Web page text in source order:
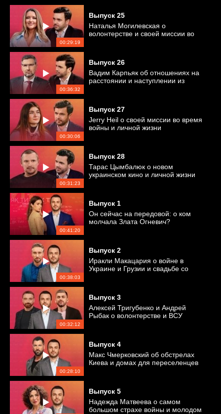
00:29:19
Выпуск 25
Наталья Могилевская о
волонтерстве и своей миссии во
00:36:32
Выпуск 26
Вадим Карпьяк об отношениях на
расстоянии и наступлении из
00:30:06
Выпуск 27
Jerry Heil о своей миссии во время
войны и личной жизни
00:31:23
Выпуск 28
Тарас Цымбалюк о новом
украинском кино и личной жизни
00:41:20
Выпуск 1
Он сейчас на передовой: о ком
молчала Злата Огневич?
00:38:03
Выпуск 2
Иракли Макацария о войне в
Украине и Грузии и свадьбе со
00:32:12
Выпуск 3
Алексей Тригубенко и Андрей
Рыбак о волонтерстве и ВСУ
00:28:10
Выпуск 4
Макс Чмерковский об обстрелах
Киева и домах для переселенцев
Выпуск 5
Надежда Матвеева о самом
большом страхе войны и молодом